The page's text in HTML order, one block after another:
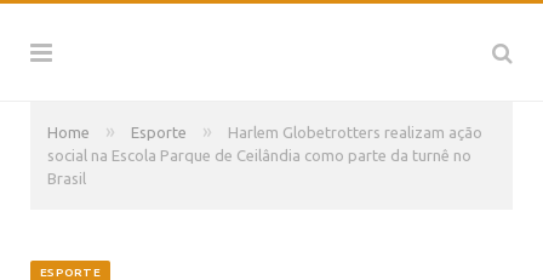
Home » Esporte »
Harlem Globetrotters realizam ação
social na Escola Parque de Ceilândia como parte da turnê no
Brasil
ESPORTE